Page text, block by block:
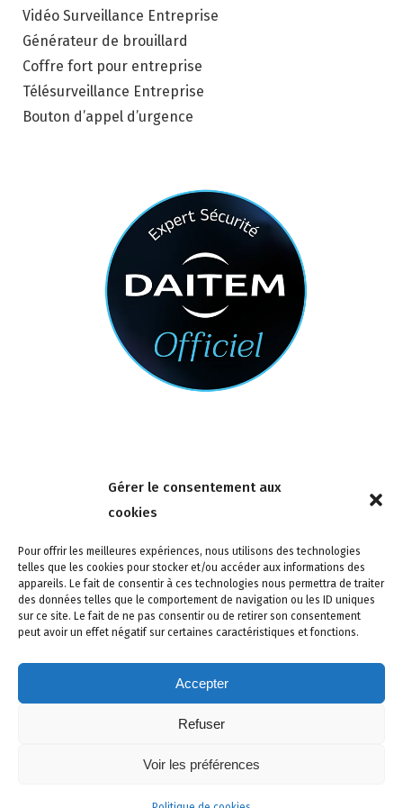
Gérer le consentement aux
cookies
Pour offrir les meilleures expériences, nous utilisons des technologies
telles que les cookies pour stocker et/ou accéder aux informations des
appareils. Le fait de consentir à ces technologies nous permettra de traiter
des données telles que le comportement de navigation ou les ID uniques
sur ce site. Le fait de ne pas consentir ou de retirer son consentement
peut avoir un effet négatif sur certaines caractéristiques et fonctions.
Accepter
Refuser
Voir les préférences
Vidéo Surveillance Entreprise
Générateur de brouillard
Coffre fort pour entreprise
Télésurveillance Entreprise
Bouton d’appel d’urgence
4 rue de la Tour 85150 Les Achards
Politique de confidentialité -